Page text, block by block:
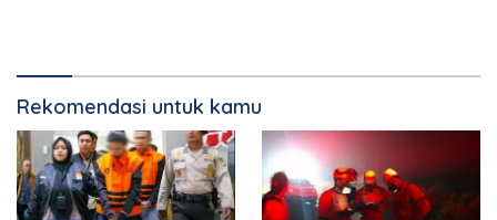
Rekomendasi untuk kamu